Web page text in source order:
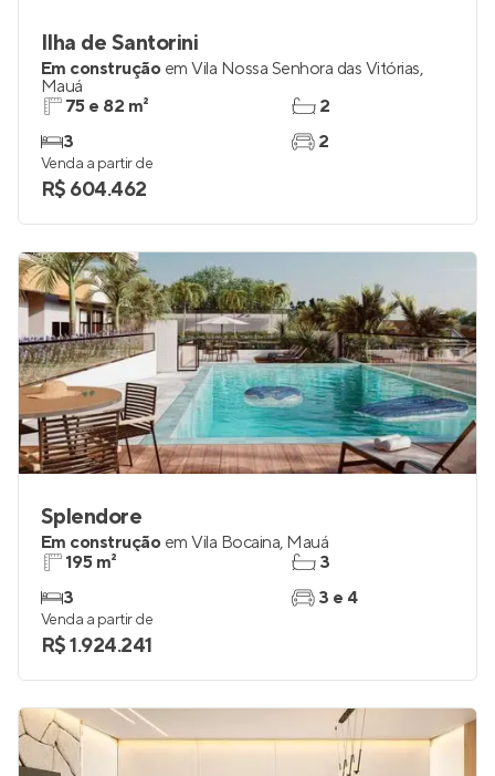
Ilha de Santorini
Em construção em Vila Nossa Senhora das Vitórias,
Mauá
75 e 82 m²
3
2
2
Venda a partir de
R$ 604.462
Splendore
Em construção em Vila Bocaina, Mauá
195 m²
3
3
3 e 4
Venda a partir de
R$ 1.924.241